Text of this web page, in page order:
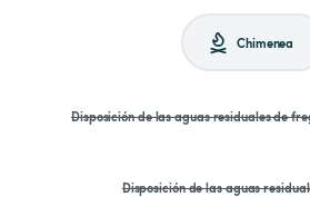
Chimenea
Disposición de las aguas residuales de
Disposición de las aguas